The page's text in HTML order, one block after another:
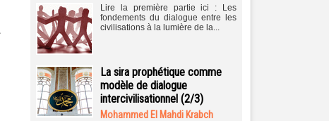
Lire la première partie ici : Les
fondements du dialogue entre les
civilisations à la lumière de la...
La sira prophétique comme
modèle de dialogue
intercivilisationnel (2/3)
Mohammed El Mahdi Krabch